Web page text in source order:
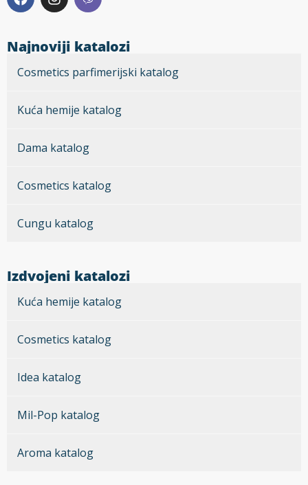
Najnoviji katalozi
Cosmetics parfimerijski katalog
Kuća hemije katalog
Dama katalog
Cosmetics katalog
Cungu katalog
Izdvojeni katalozi
Kuća hemije katalog
Cosmetics katalog
Idea katalog
Mil-Pop katalog
Aroma katalog